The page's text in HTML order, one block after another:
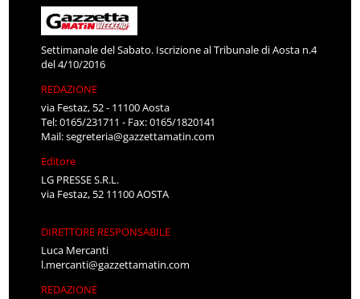
Settimanale del Sabato. Iscrizione al Tribunale di Aosta n.4
del 4/10/2016
REDAZIONE
via Festaz, 52 - 11100 Aosta
Tel: 0165/231711 - Fax: 0165/1820141
Mail:segreteria@gazzettamatin.com
Editore
LG PRESSE S.R.L.
via Festaz, 52 11100 AOSTA
DIRETTORE RESPONSABILE
Luca Mercanti
l.mercanti@gazzettamatin.com
REDAZIONE